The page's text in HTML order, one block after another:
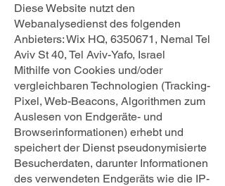
Diese Website nutzt den
Webanalysedienst des folgenden
Anbieters: Wix HQ, 6350671, Nemal Tel
Aviv St 40, Tel Aviv-Yafo, Israel
Mithilfe von Cookies und/oder
vergleichbaren Technologien (Tracking-
Pixel, Web-Beacons, Algorithmen zum
Auslesen von Endgeräte- und
Browserinformationen) erhebt und
speichert der Dienst pseudonymisierte
Besucherdaten, darunter Informationen
des verwendeten Endgeräts wie die IP-